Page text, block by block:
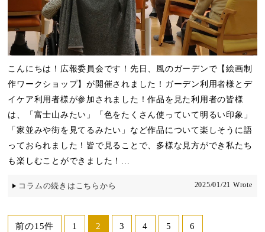
こんにちは！広報委員会です！先日、風のガーデンで【絵画制
作ワークショップ】が開催されました！ガーデン利用者様とデ
イケア利用者様が参加されました！作品を見た利用者の皆様
は、「富士山みたい」「色をたくさん使っていて明るい印象」
「家並みや街を見てるみたい」など作品について楽しそうに語
っておられました！皆で見ることで、多様な見方ができ私たち
も楽しむことができました！...
コラムの続きはこちらから 2025/01/21 Wrote
前の15件 1 2 3 4 5 6